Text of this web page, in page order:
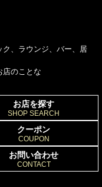
、ラウンジ、バー、居
店のことな
お店を探す
SHOP SEARCH
クーポン
COUPON
お問い合わせ
CONTACT